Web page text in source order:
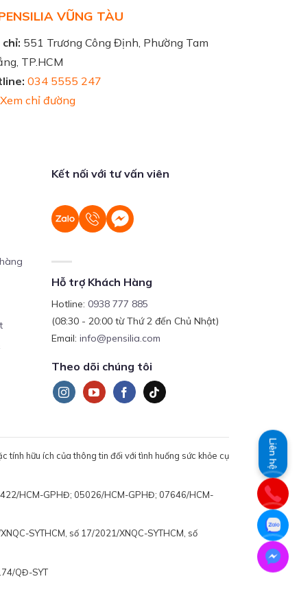
VŨNG TÀU
551 Trương Công Định, Phường Tam
TP.HCM
034 5555 247
chỉ đường
Kết nối với tư vấn viên
Hỗ trợ Khách Hàng
Hotline:0938 777 885
(08:30 - 20:00 từ Thứ 2 đến Chủ Nhật)
Email:info@pensilia.com
Theo dõi chúng tôi
hữu ích của thông tin đối với tình huống sức khỏe cụ
HCM-GPHĐ; 05026/HCM-GPHĐ; 07646/HCM-
SYTHCM, số 17/2021/XNQC-SYTHCM, số
QĐ-SYT
Liên hệ